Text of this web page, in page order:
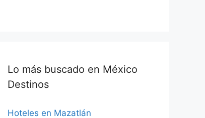
Lo más buscado en México
Destinos
Hoteles en Mazatlán